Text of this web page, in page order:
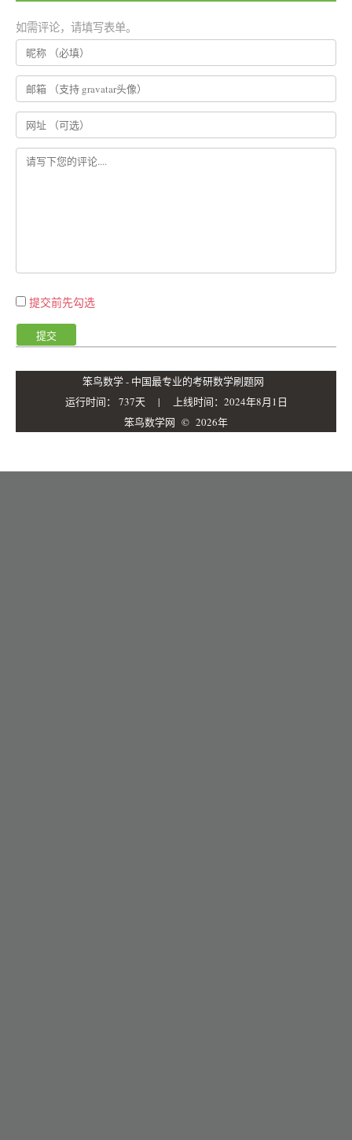
如需评论，请填写表单。
提交前先勾选
提交
笨鸟数学 - 中国最专业的考研数学刷题网
运行时间： 737天 | 上线时间：2024年8月1日
笨鸟数学网 © 2026年